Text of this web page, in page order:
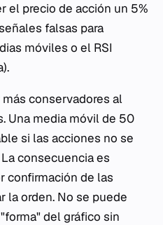
el precio de acción un 5%
falsas para
móviles o el RSI
conservadores al
Una media móvil de 50
si las acciones no se
consecuencia es
confirmación de las
la orden. No se puede
del gráfico sin